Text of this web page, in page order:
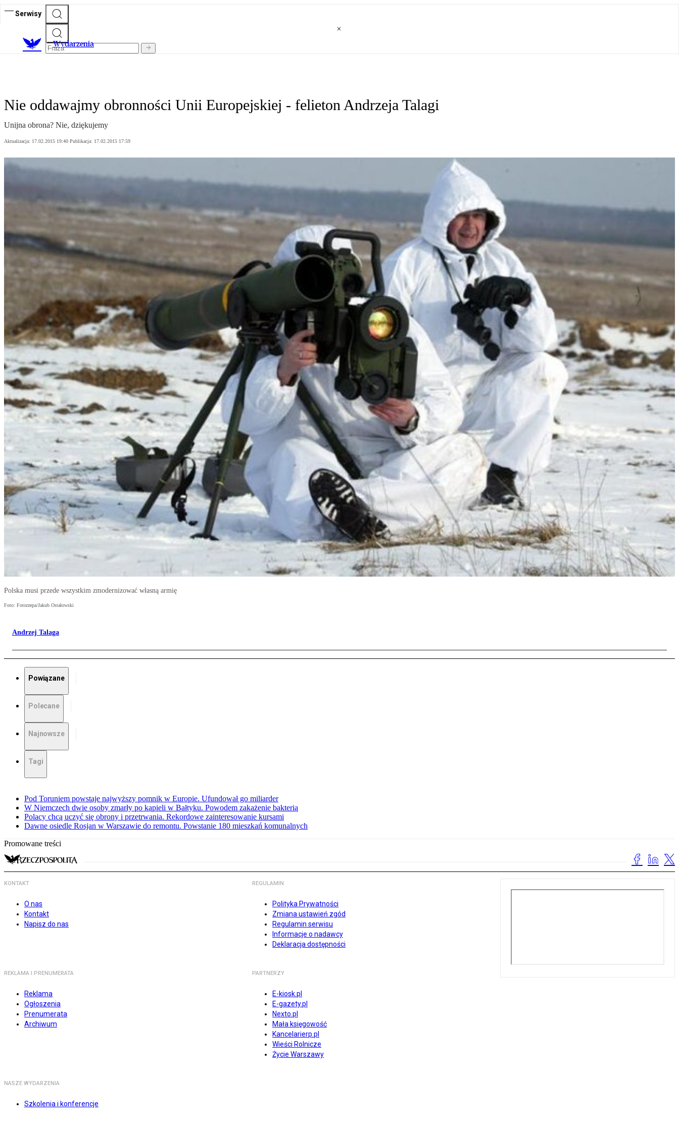
Serwisy
Wydarzenia
Nie oddawajmy obronności Unii Europejskiej - felieton Andrzeja Talagi
Unijna obrona? Nie, dziękujemy
Aktualizacja: 17.02.2015 19:40 Publikacja: 17.02.2015 17:59
Polska musi przede wszystkim zmodernizować własną armię
Foto: Fotorzepa/Jakub Ostałowski
Andrzej Talaga
Powiązane
Polecane
Najnowsze
Tagi
Pod Toruniem powstaje najwyższy pomnik w Europie. Ufundował go miliarder
W Niemczech dwie osoby zmarły po kąpieli w Bałtyku. Powodem zakażenie bakterią
Polacy chcą uczyć się obrony i przetrwania. Rekordowe zainteresowanie kursami
Dawne osiedle Rosjan w Warszawie do remontu. Powstanie 180 mieszkań komunalnych
Promowane treści
KONTAKT
O nas
Kontakt
Napisz do nas
REGULAMIN
Polityka Prywatności
Zmiana ustawień zgód
Regulamin serwisu
Informacje o nadawcy
Deklaracja dostępności
REKLAMA I PRENUMERATA
Reklama
Ogłoszenia
Prenumerata
Archiwum
PARTNERZY
E-kiosk.pl
E-gazety.pl
Nexto.pl
Mała księgowość
Kancelarierp.pl
Wieści Rolnicze
Życie Warszawy
NASZE WYDARZENIA
Szkolenia i konferencje